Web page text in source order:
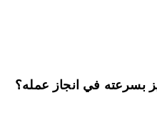
في انجاز عمله؟